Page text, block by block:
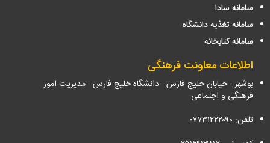
سامانه سادا
سامانه تغذیه دانشگاه
سامانه کتابخانه
اطلاعات معاونت فرهنگی
بوشهر - خیابان خلیج فارس - دانشگاه خلیج فارس - مدیریت امور
فرهنگی و اجتماعی
تلفن: ۰۷۷۳۱۲۲۲۰۹۰